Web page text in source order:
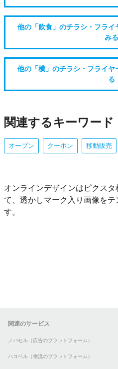
他の「飲食」のチラシ・フラ
みる
他の「横」のチラシ・フライ
る
関連するキーワード
オープン クーポン 移動販売
オンラインデザインはピクス
て、透かしマーク入り画像を
す。
関連のサービス
ノバセル（広告のプラットフォーム）
ハコベル（物流のプラットフォーム）